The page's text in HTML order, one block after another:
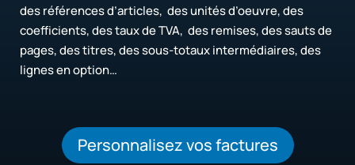
des références d’articles, des unités d’oeuvre, des
coefficients, des taux de TVA, des remises, des sauts de
pages, des titres, des sous-totaux intermédiaires, des
lignes en option…
Personnalisez vos factures